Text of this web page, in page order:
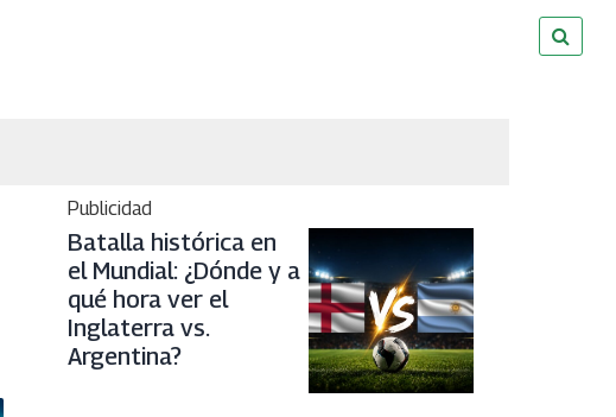
Publicidad
Batalla histórica en
el Mundial: ¿Dónde y a
qué hora ver el
Inglaterra vs.
Argentina?